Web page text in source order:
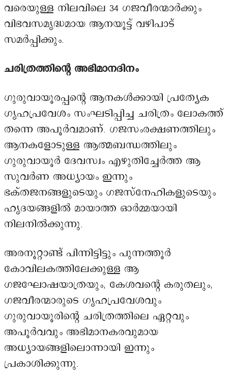
വരെയുള്ള നിലവിലെ 34 ഗജവീരന്മാർക്കും
വിഭവസമൃദ്ധമായ ആനയൂട്ട് വഴിപാട്
സമർപ്പിക്കും.
ചരിത്രത്തിന്റെ അഭിമാനദിനം
ഗുരുവായൂരപ്പന്റെ ആനകൾക്കായി പ്രത്യേക
ഗൃഹപ്രവേശം സംഘടിപ്പിച്ച ചരിത്രം ലോകത്ത്
തന്നെ അപൂർവമാണ്. ഗജസംരക്ഷണത്തിലും
ആനകളോടുള്ള ആത്മബന്ധത്തിലും
ഗുരുവായൂർ ദേവസ്വം എഴുതിച്ചേർത്ത ആ
സുവർണ അധ്യായം ഇന്നും
ഭക്തജനങ്ങളുടെയും ഗജസ്നേഹികളുടെയും
ഹൃദയങ്ങളിൽ മായാത്ത ഓർമ്മയായി
നിലനിൽക്കുന്നു.
അരനൂറ്റാണ്ട് പിന്നിട്ടിട്ടും പുന്നത്തൂർ
കോവിലകത്തിലേക്കുള്ള ആ
ഗജഘോഷയാത്രയും, കേശവന്റെ കരുതലും,
ഗജവീരന്മാരുടെ ഗൃഹപ്രവേശവും
ഗുരുവായൂരിന്റെ ചരിത്രത്തിലെ ഏറ്റവും
അപൂർവവും അഭിമാനകരവുമായ
അധ്യായങ്ങളിലൊന്നായി ഇന്നും
പ്രകാശിക്കുന്നു.